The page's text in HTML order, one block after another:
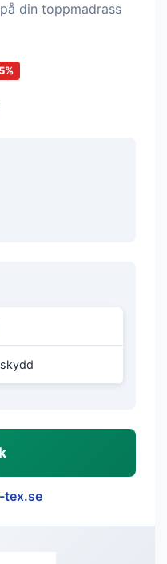
din toppmadrass
tex.se